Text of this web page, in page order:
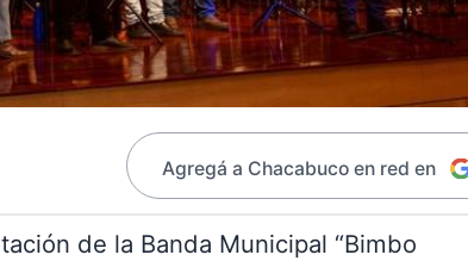
Agregá a Chacabuco en red en
de la Banda Municipal “Bimbo